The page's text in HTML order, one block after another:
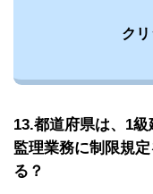
ク
13.都道府県は、1
監理業務に制限規
る？